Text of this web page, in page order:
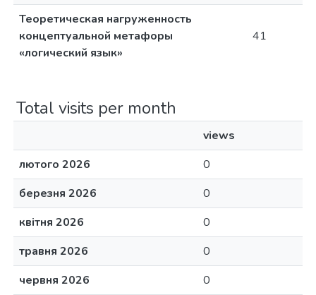
Теоретическая нагруженность
концептуальной метафоры
«логический язык»
41
Total visits per month
views
лютого 2026
0
березня 2026
0
квітня 2026
0
травня 2026
0
червня 2026
0